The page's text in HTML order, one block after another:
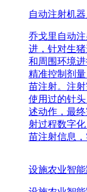
自动注射机器
乔戈里自动
进，针对生
和周围环境
精准控制剂
苗注射。注
使用过的针
述动作，最
射过程数字
苗注射信息，
设施农业智